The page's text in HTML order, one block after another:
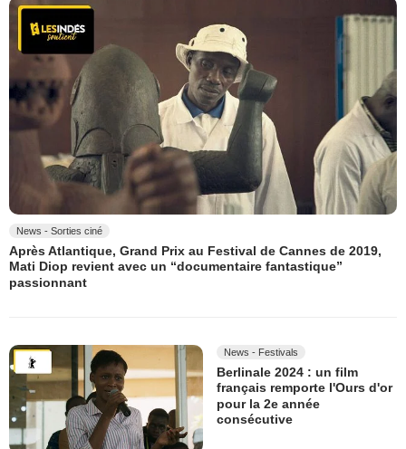
News - Sorties ciné
Après Atlantique, Grand Prix au Festival de Cannes de 2019,
Mati Diop revient avec un “documentaire fantastique”
passionnant
News - Festivals
Berlinale 2024 : un film
français remporte l'Ours d'or
pour la 2e année
consécutive